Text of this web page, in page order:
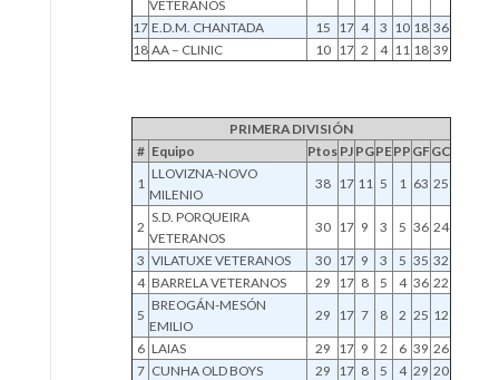
VETERANOS
17 E.D.M. CHANTADA 15 17 4 3 10 18 36
18 AA – CLINIC 10 17 2 4 11 18 39
PRIMERA DIVISIÓN
# Equipo Ptos PJ PGPEPP GFGC
1
LLOVIZNA-NOVO
MILENIO
38 17 11 5 1 63 25
2
S.D. PORQUEIRA
VETERANOS
30 17 9 3 5 36 24
3 VILATUXE VETERANOS 30 17 9 3 5 35 32
4 BARRELA VETERANOS 29 17 8 5 4 36 22
5
BREOGÁN-MESÓN
EMILIO
29 17 7 8 2 25 12
6 LAIAS 29 17 9 2 6 39 26
7 CUNHA OLD BOYS 29 17 8 5 4 29 20